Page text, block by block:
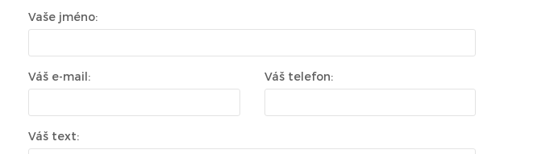
Vaše jméno:
Váš e-mail: Váš telefon:
Váš text: